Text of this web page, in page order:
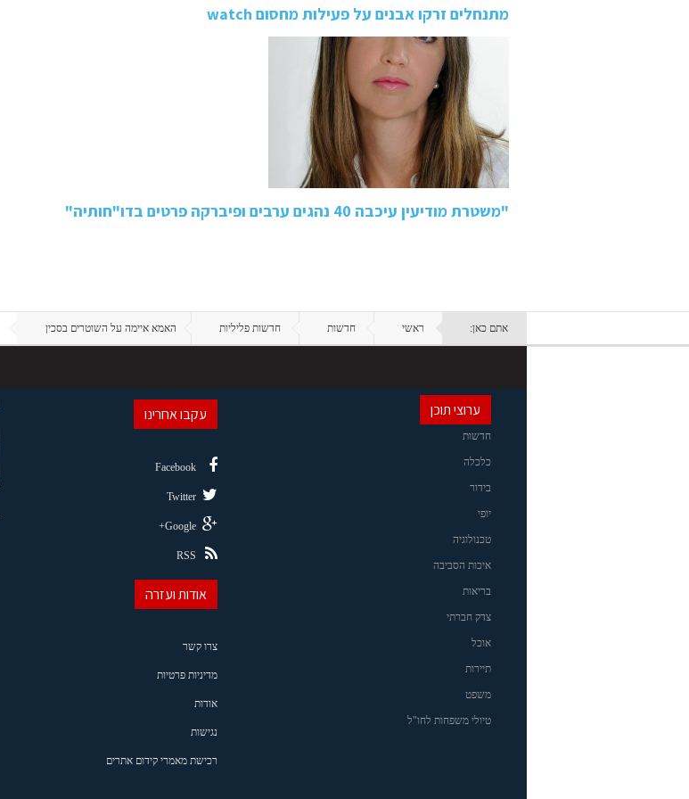
מתנחלים זרקו אבנים על פעילות מחסום watch
"משטרת מודיעין עיכבה 40 נהגים ערבים ופיברקה פרטים בדו"חותיה"
אתם כאן: ראשי חדשות חדשות פליליות האמא איימה על השוטרים בסכין
ערוצי תוכן
חדשות
כלכלה
בידור
יופי
טכנולוגיה
איכות הסביבה
בריאות
צדק חברתי
אוכל
תיירות
משפט
טיולי משפחות לחו"ל
עקבו אחרינו
Facebook
Twitter
Google+
RSS
אודות ועזרה
צרו קשר
מדיניות פרטיות
אודות
נגישות
רכישת מאמרי קידום אתרים